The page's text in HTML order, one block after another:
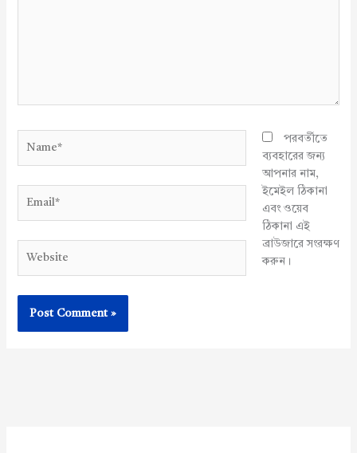
পরবর্তীতে
ব্যবহারের জন্য
আপনার নাম,
ইমেইল ঠিকানা
এবং ওয়েব
ঠিকানা এই
ব্রাউজারে সংরক্ষণ
করুন।